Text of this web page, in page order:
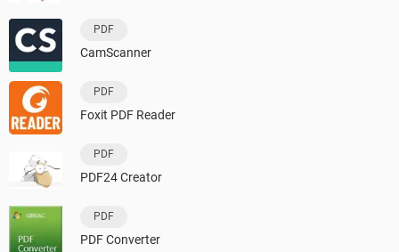
PDF
CamScanner
PDF
Foxit PDF Reader
PDF
PDF24 Creator
PDF
PDF Converter